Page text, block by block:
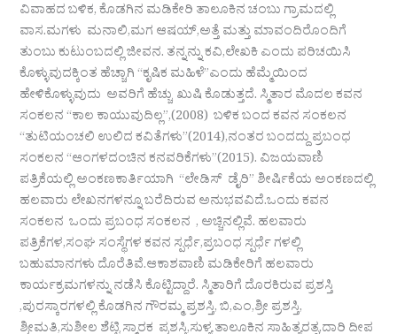
ವಿವಾಹದ ಬಳಿಕ, ಕೊಡಗಿನ ಮಡಿಕೇರಿ ತಾಲೂಕಿನ ಚಂಬು ಗ್ರಾಮದಲ್ಲಿ
ವಾಸ.ಮಗಳು ಮನಾಲಿ,ಮಗ ಆಷಯ್,ಅತ್ತೆ ಮತ್ತು ಮಾವಂದಿರೊಂದಿಗೆ
ತುಂಬು ಕುಟುಂಬದಲ್ಲಿ ಜೀವನ. ತನ್ನನ್ನು ಕವಿ,ಲೇಖಕಿ ಎಂದು ಪರಿಚಯಿಸಿ
ಕೊಳ್ಳುವುದಕ್ಕಿಂತ ಹೆಚ್ಚಾಗಿ “ಕೃಷಿಕ ಮಹಿಳೆ”ಎಂದು ಹೆಮ್ಮೆಯಿಂದ
ಹೇಳಿಕೊಳ್ಳುವುದು ಅವರಿಗೆ ಹೆಚ್ಚು ಖುಷಿ ಕೊಡುತ್ತದೆ. ಸ್ಮಿತಾರ ಮೊದಲ ಕವನ
ಸಂಕಲನ “ಕಾಲ ಕಾಯುವುದಿಲ್ಲ”,(2008) ಬಳಿಕ ಬಂದ ಕವನ ಸಂಕಲನ
“ತುಟಿಯಂಚಲಿ ಉಲಿದ ಕವಿತೆಗಳು”(2014),ನಂತರ ಬಂದದ್ದು ಪ್ರಬಂಧ
ಸಂಕಲನ “ಆಂಗಳದಂಚಿನ ಕನವರಿಕೆಗಳು”(2015). ವಿಜಯವಾಣಿ
ಪತ್ರಿಕೆಯಲ್ಲಿ ಅಂಕಣಕಾರ್ತಿಯಾಗಿ “ಲೇಡಿಸ್ ಡೈರಿ” ಶೀರ್ಷಿಕೆಯ ಅಂಕಣದಲ್ಲಿ
ಹಲವಾರು ಲೇಖನಗಳನ್ನೂ ಬರೆದಿರುವ ಅನುಭವವಿದೆ.ಒಂದು ಕವನ
ಸಂಕಲನ ಒಂದು ಪ್ರಬಂಧ ಸಂಕಲನ , ಅಚ್ಚಿನಲ್ಲಿವೆ. ಹಲವಾರು
ಪತ್ರಿಕೆಗಳ,ಸಂಘ ಸಂಸ್ಥೆಗಳ ಕವನ ಸ್ಪರ್ಧೆ,ಪ್ರಬಂಧ ಸ್ಪರ್ಧೆ ಗಳಲ್ಲಿ
ಬಹುಮಾನಗಳು ದೊರೆತಿವೆ.ಆಕಾಶವಾಣಿ ಮಡಿಕೇರಿಗೆ ಹಲವಾರು
ಕಾರ್ಯಕ್ರಮಗಳನ್ನು ನಡೆಸಿ ಕೊಟ್ಟಿದ್ದಾರೆ. ಸ್ಮಿತಾರಿಗೆ ದೊರಕಿರುವ ಪ್ರಶಸ್ತಿ
,ಪುರಸ್ಕಾರಗಳಲ್ಲಿ ಕೊಡಗಿನ ಗೌರಮ್ಮ ಪ್ರಶಸ್ತಿ, ಬಿ,ಎಂ,ಶ್ರೀ ಪ್ರಶಸ್ತಿ,
ಶ್ರೀಮತಿ,ಸುಶೀಲ ಶೆಟ್ಟಿ ಸ್ಮಾರಕ ಪ್ರಶಸ್ತಿ,ಸುಳ್ಯ ತಾಲೂಕಿನ ಸಾಹಿತ್ಯರತ್ನ,ದಾರಿ ದೀಪ